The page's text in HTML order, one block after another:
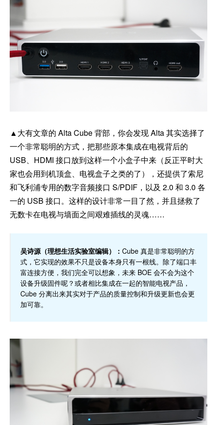
▲大有文章的 Alta Cube 背部，你会发现 Alta 其实选择了
一个非常聪明的方式，把那些原本集成在电视背后的
USB、HDMI 接口放到这样一个小盒子中来（反正平时大
家也会用到机顶盒、电视盒子之类的了），还提供了索尼
和飞利浦专用的数字音频接口 S/PDIF，以及 2.0 和 3.0 各
一的 USB 接口。这样的设计非常一目了然，并且拯救了
无数卡在电视与墙面之间艰难插线的灵魂……
吴诗源（理想生活实验室编辑）： Cube 真是非常聪明的方
式，它实现的效果不只是设备本身只有一根线。除了端口丰
富连接方便，我们完全可以想象，未来 BOE 会不会为这个
设备升级固件呢？或者相比集成在一起的智能电视产品，
Cube 分离出来其实对于产品的质量控制和升级更新也会更
加可靠。